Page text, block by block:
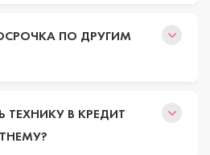
ПО ДРУГИМ
В КРЕДИТ